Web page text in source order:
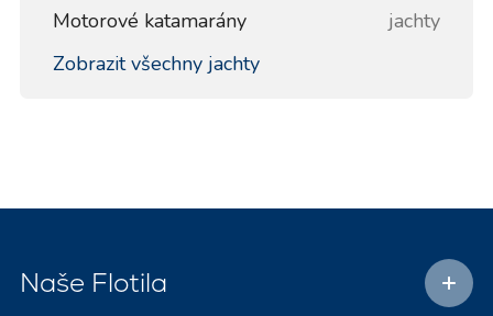
Motorové katamarány
jachty
Zobrazit všechny jachty
Naše Flotila